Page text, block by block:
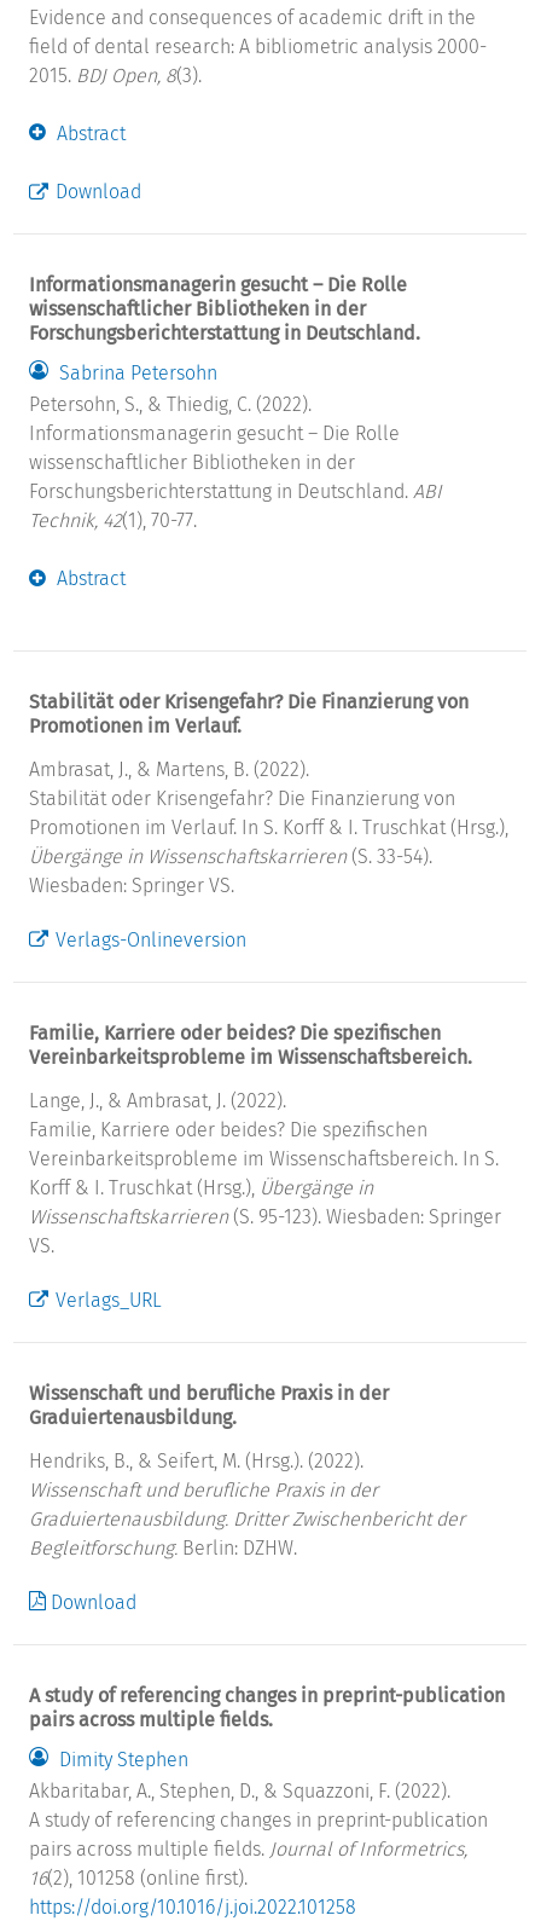
Evidence and consequences of academic drift in the
field of dental research: A bibliometric analysis 2000-
2015. BDJ Open, 8(3).
Abstract
Download
Informationsmanagerin gesucht – Die Rolle
wissenschaftlicher Bibliotheken in der
Forschungsberichterstattung in Deutschland.
Sabrina Petersohn
Petersohn, S., & Thiedig, C. (2022).
Informationsmanagerin gesucht – Die Rolle
wissenschaftlicher Bibliotheken in der
Forschungsberichterstattung in Deutschland. ABI
Technik, 42(1), 70-77.
Abstract
Stabilität oder Krisengefahr? Die Finanzierung von
Promotionen im Verlauf.
Ambrasat, J., & Martens, B. (2022).
Stabilität oder Krisengefahr? Die Finanzierung von
Promotionen im Verlauf. In S. Korff & I. Truschkat (Hrsg.),
Übergänge in Wissenschaftskarrieren (S. 33-54).
Wiesbaden: Springer VS.
Verlags-Onlineversion
Familie, Karriere oder beides? Die spezifischen
Vereinbarkeitsprobleme im Wissenschaftsbereich.
Lange, J., & Ambrasat, J. (2022).
Familie, Karriere oder beides? Die spezifischen
Vereinbarkeitsprobleme im Wissenschaftsbereich. In S.
Korff & I. Truschkat (Hrsg.), Übergänge in
Wissenschaftskarrieren(S. 95-123). Wiesbaden: Springer
VS.
Verlags_URL
Wissenschaft und berufliche Praxis in der
Graduiertenausbildung.
Hendriks, B., & Seifert, M. (Hrsg.). (2022).
Wissenschaft und berufliche Praxis in der
Graduiertenausbildung. Dritter Zwischenbericht der
Begleitforschung. Berlin: DZHW.
Download
A study of referencing changes in preprint-publication
pairs across multiple fields.
Dimity Stephen
Akbaritabar, A., Stephen, D., & Squazzoni, F. (2022).
A study of referencing changes in preprint-publication
pairs across multiple fields. Journal of Informetrics,
16(2), 101258 (online first).
https://doi.org/10.1016/j.joi.2022.101258